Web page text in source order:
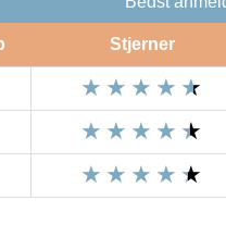
Stjerner